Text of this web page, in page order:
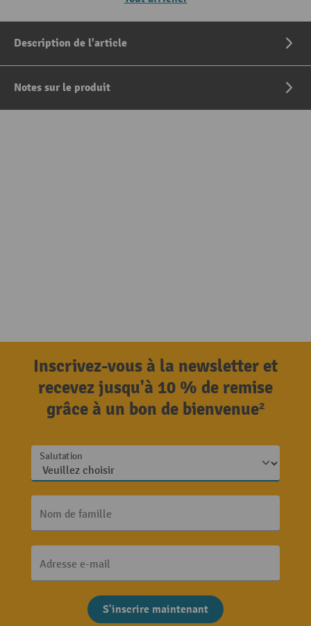
Description de l'article
Notes sur le produit
Inscrivez-vous à la newsletter et
recevez jusqu'à 10 % de remise
grâce à un bon de bienvenue²
Salutation
Nom de famille
Adresse e-mail
S'inscrire maintenant